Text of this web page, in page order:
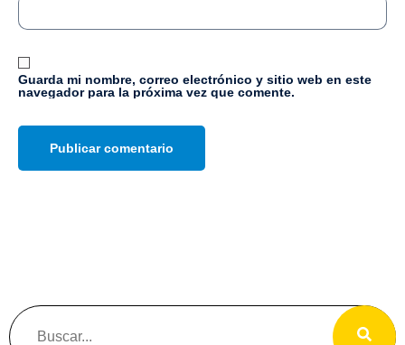
Guarda mi nombre, correo electrónico y sitio web en este
navegador para la próxima vez que comente.